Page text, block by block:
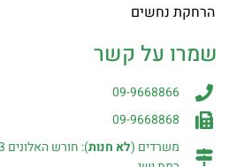
הרחקת נחשים
שמרו על קשר
09-9668866
09-9668868
משרדים (לא חנות): חורש האלונים 3,